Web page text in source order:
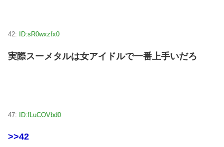
42: ID:sR0wxzfx0
実際スーメタルは女アイドルで一番上手いだろ
47: ID:fLuCOVbd0
>>42